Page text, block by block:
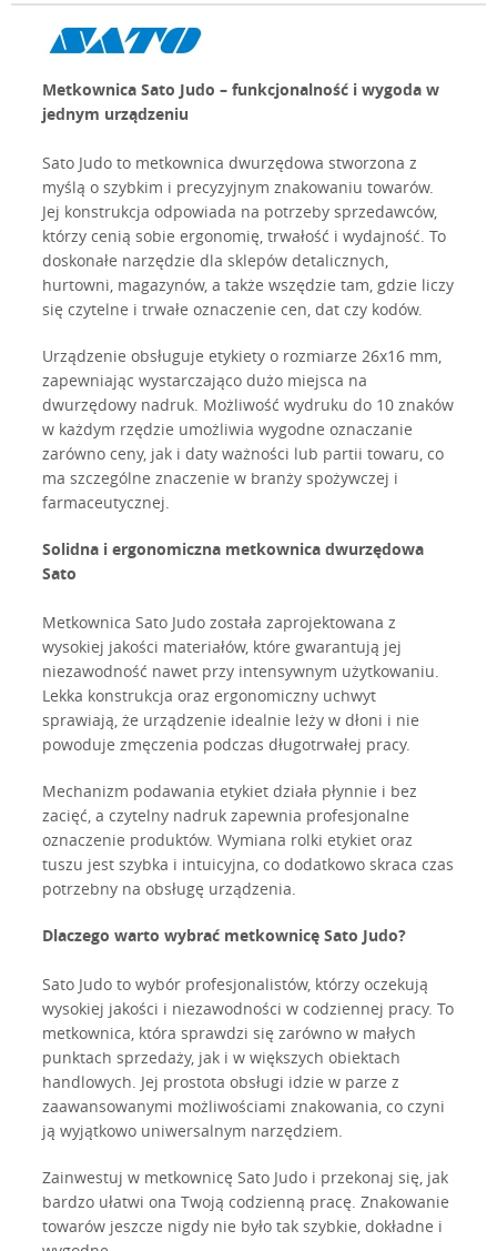
Metkownica Sato Judo – funkcjonalność i wygoda w
jednym urządzeniu
Sato Judo to metkownica dwurzędowa stworzona z
myślą o szybkim i precyzyjnym znakowaniu towarów.
Jej konstrukcja odpowiada na potrzeby sprzedawców,
którzy cenią sobie ergonomię, trwałość i wydajność. To
doskonałe narzędzie dla sklepów detalicznych,
hurtowni, magazynów, a także wszędzie tam, gdzie liczy
się czytelne i trwałe oznaczenie cen, dat czy kodów.
Urządzenie obsługuje etykiety o rozmiarze 26x16 mm,
zapewniając wystarczająco dużo miejsca na
dwurzędowy nadruk. Możliwość wydruku do 10 znaków
w każdym rzędzie umożliwia wygodne oznaczanie
zarówno ceny, jak i daty ważności lub partii towaru, co
ma szczególne znaczenie w branży spożywczej i
farmaceutycznej.
Solidna i ergonomiczna metkownica dwurzędowa
Sato
Metkownica Sato Judo została zaprojektowana z
wysokiej jakości materiałów, które gwarantują jej
niezawodność nawet przy intensywnym użytkowaniu.
Lekka konstrukcja oraz ergonomiczny uchwyt
sprawiają, że urządzenie idealnie leży w dłoni i nie
powoduje zmęczenia podczas długotrwałej pracy.
Mechanizm podawania etykiet działa płynnie i bez
zacięć, a czytelny nadruk zapewnia profesjonalne
oznaczenie produktów. Wymiana rolki etykiet oraz
tuszu jest szybka i intuicyjna, co dodatkowo skraca czas
potrzebny na obsługę urządzenia.
Dlaczego warto wybrać metkownicę Sato Judo?
Sato Judo to wybór profesjonalistów, którzy oczekują
wysokiej jakości i niezawodności w codziennej pracy. To
metkownica, która sprawdzi się zarówno w małych
punktach sprzedaży, jak i w większych obiektach
handlowych. Jej prostota obsługi idzie w parze z
zaawansowanymi możliwościami znakowania, co czyni
ją wyjątkowo uniwersalnym narzędziem.
Zainwestuj w metkownicę Sato Judo i przekonaj się, jak
bardzo ułatwi ona Twoją codzienną pracę. Znakowanie
towarów jeszcze nigdy nie było tak szybkie, dokładne i